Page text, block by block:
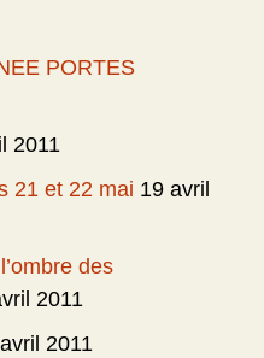
PORTES
2011
21 et 22 mai 19 avril
des
2011
2011